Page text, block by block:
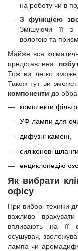
на роботу чи в
З функцією
Змішуючи її з
вологою та
Майже вся
представлена
Тож ви легко
Також тут ви
компоненти до
комплекти
УФ лампи для
дифузні камені,
силіконові
енциклопедію
Як вибрати
офісу
При виборі техніки
важливо
впливають на її
осушувач,
лампа чи